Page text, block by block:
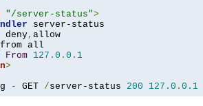
"/server-status">
server-status
deny, allow
from all
From 127.0 . 0.1
>
- GET /server-status 200 127.0 . 0.1